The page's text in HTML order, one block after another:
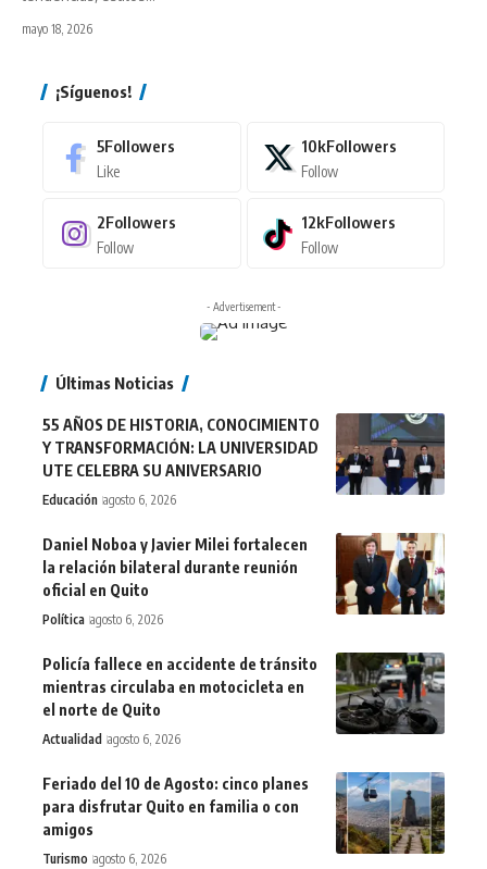
mayo 18, 2026
¡Síguenos!
5Followers
Like
10kFollowers
Follow
2Followers
Follow
12kFollowers
Follow
- Advertisement -
Últimas Noticias
55 AÑOS DE HISTORIA, CONOCIMIENTO
Y TRANSFORMACIÓN: LA UNIVERSIDAD
UTE CELEBRA SU ANIVERSARIO
Educación agosto 6, 2026
Daniel Noboa y Javier Milei fortalecen
la relación bilateral durante reunión
oficial en Quito
Política agosto 6, 2026
Policía fallece en accidente de tránsito
mientras circulaba en motocicleta en
el norte de Quito
Actualidad agosto 6, 2026
Feriado del 10 de Agosto: cinco planes
para disfrutar Quito en familia o con
amigos
Turismo agosto 6, 2026